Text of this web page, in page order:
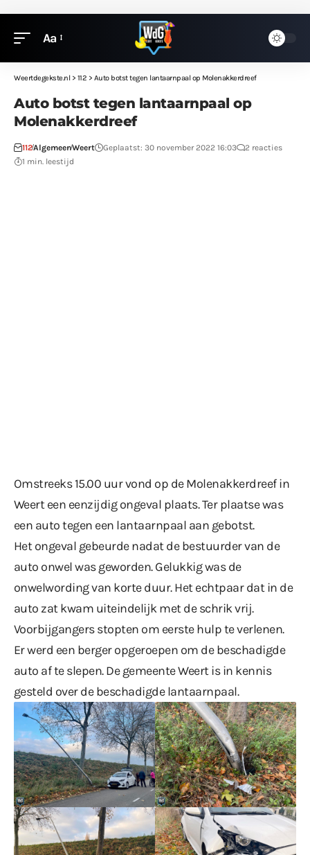
Aa
Weertdegekste.nl> 112 > Auto botst tegen lantaarnpaal op Molenakkerdreef
Auto botst tegen lantaarnpaal op
Molenakkerdreef
112AlgemeenWeert Geplaatst: 30 november 2022 16:03
2 reacties
1 min. leestijd
Omstreeks 15.00 uur vond op de Molenakkerdreef in
Weert een eenzijdig ongeval plaats. Ter plaatse was
een auto tegen een lantaarnpaal aan gebotst.
Het ongeval gebeurde nadat de bestuurder van de
auto onwel was geworden. Gelukkig was de
onwelwording van korte duur. Het echtpaar dat in de
auto zat kwam uiteindelijk met de schrik vrij.
Voorbijgangers stopten om eerste hulp te verlenen.
Er werd een berger opgeroepen om de beschadigde
auto af te slepen. De gemeente Weert is in kennis
gesteld over de beschadigde lantaarnpaal.